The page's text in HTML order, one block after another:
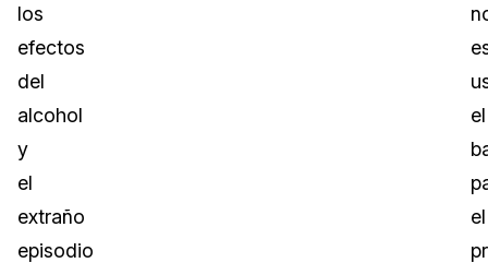
los
efectos
del
alcohol
y
el
extraño
episodio
el
el